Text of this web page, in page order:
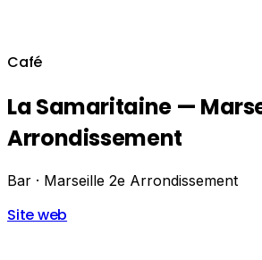
Café
La Samaritaine —
Arrondissement
Bar · Marseille 2e Arrondissement
Site web